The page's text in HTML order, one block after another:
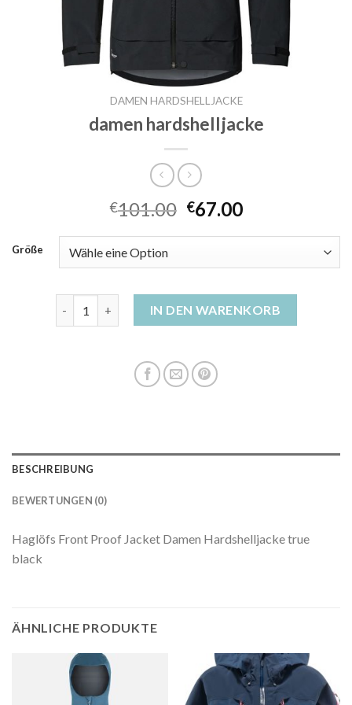
DAMEN HARDSHELLJACKE
damen hardshelljacke
€101.00 €67.00
Größe
damen hardshelljacke MengeIN DEN WARENKORB
BESCHREIBUNG
BEWERTUNGEN (0)
Haglöfs Front Proof Jacket Damen Hardshelljacke true
black
ÄHNLICHE PRODUKTE